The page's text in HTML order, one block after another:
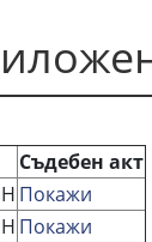
Съдебен акт
Покажи
Покажи